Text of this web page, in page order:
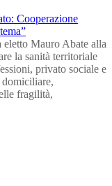
eletto Mauro Abate alla
la sanità territoriale
privato sociale e
fragilità,